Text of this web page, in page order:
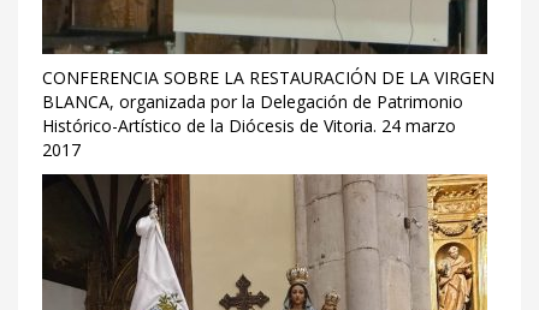
CONFERENCIA SOBRE LA RESTAURACIÓN DE LA VIRGEN
BLANCA, organizada por la Delegación de Patrimonio
Histórico-Artístico de la Diócesis de Vitoria. 24 marzo
2017